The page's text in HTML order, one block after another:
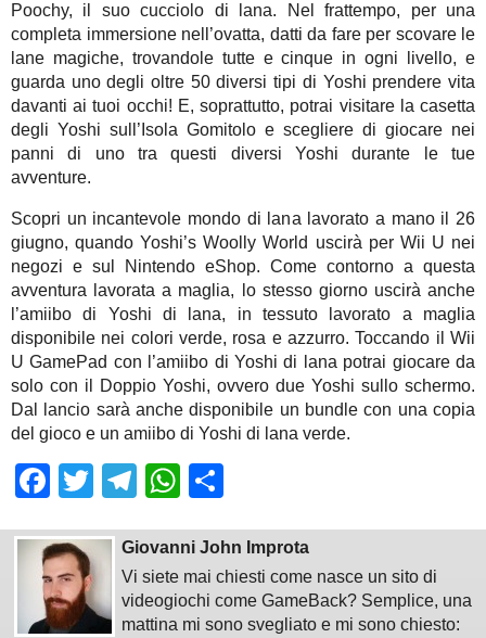
Poochy, il suo cucciolo di lana. Nel frattempo, per una
completa immersione nell’ovatta, datti da fare per scovare le
lane magiche, trovandole tutte e cinque in ogni livello, e
guarda uno degli oltre 50 diversi tipi di Yoshi prendere vita
davanti ai tuoi occhi! E, soprattutto, potrai visitare la casetta
degli Yoshi sull’Isola Gomitolo e scegliere di giocare nei
panni di uno tra questi diversi Yoshi durante le tue
avventure.
Scopri un incantevole mondo di lana lavorato a mano il 26
giugno, quando Yoshi’s Woolly World uscirà per Wii U nei
negozi e sul Nintendo eShop. Come contorno a questa
avventura lavorata a maglia, lo stesso giorno uscirà anche
l’amiibo di Yoshi di lana, in tessuto lavorato a maglia
disponibile nei colori verde, rosa e azzurro. Toccando il Wii
U GamePad con l’amiibo di Yoshi di lana potrai giocare da
solo con il Doppio Yoshi, ovvero due Yoshi sullo schermo.
Dal lancio sarà anche disponibile un bundle con una copia
del gioco e un amiibo di Yoshi di lana verde.
Facebook
TwitterTelegram
WhatsApp
Giovanni John Improta
Vi siete mai chiesti come nasce un sito di
videogiochi come GameBack? Semplice, una
mattina mi sono svegliato e mi sono chiesto: